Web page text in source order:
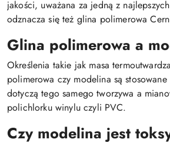
jakości, uważana za jedną z
odznacza się też glina polimerowa
Glina polimerowa a
Określenia takie jak masa
polimerowa czy modelina są
dotyczą tego samego tworzywa a
polichlorku winylu czyli PVC.
Czy modelina jest